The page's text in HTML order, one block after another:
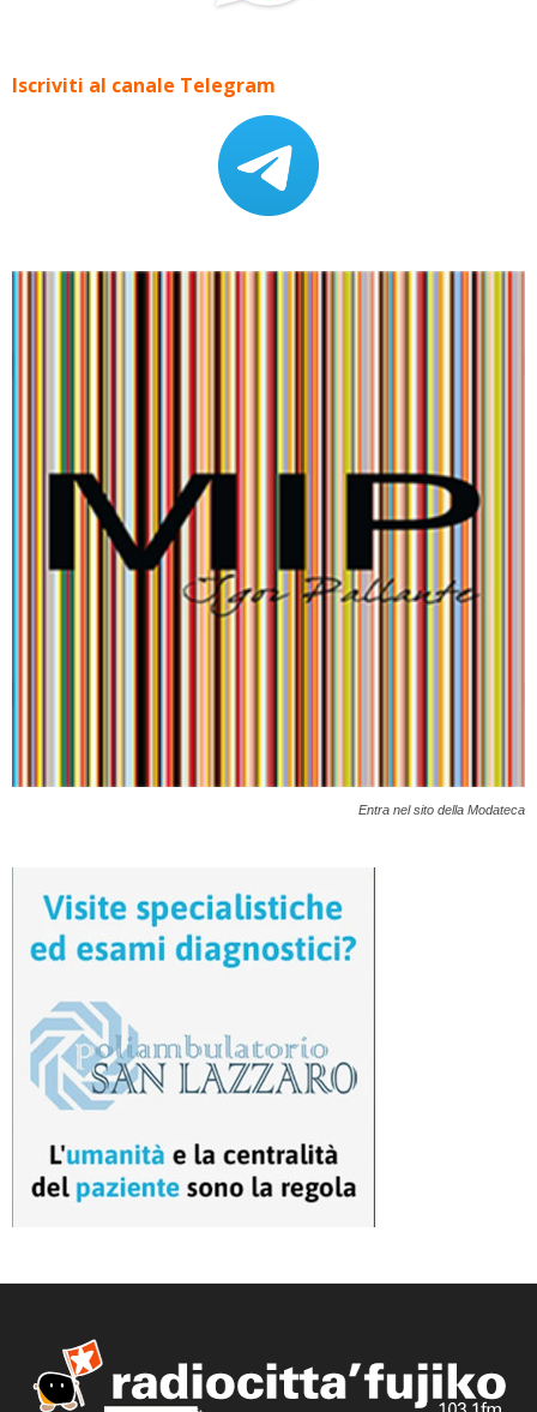
Iscriviti al canale Telegram
Entra nel sito della Modateca